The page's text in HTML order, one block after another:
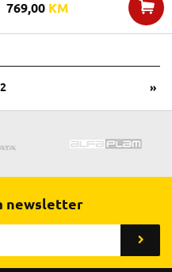
769,00 KM
2 »
newsletter